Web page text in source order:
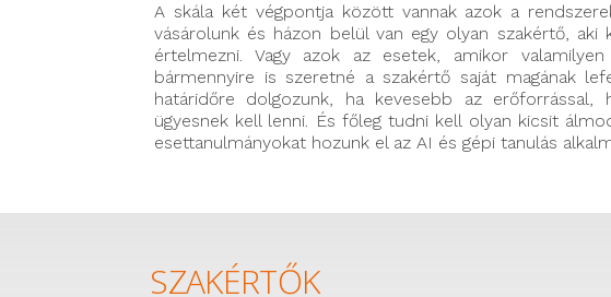
A skála két végpontja között vannak azok a
vásárolunk és házon belül van egy olyan szakértő,
értelmezni. Vagy azok az esetek, amikor
bármennyire is szeretné a szakértő saját magának
határidőre dolgozunk, ha kevesebb az
ügyesnek kell lenni. És főleg tudni kell olyan kicsit
esettanulmányokat hozunk el az AI és gépi tanulás
SZAKÉRTŐK